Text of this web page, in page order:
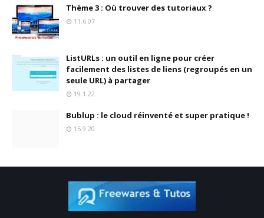
Thème 3 : Où trouver des tutoriaux ?
11.6.07
ListURLs : un outil en ligne pour créer
facilement des listes de liens (regroupés en un
seule URL) à partager
19.1.22
Bublup : le cloud réinventé et super pratique !
15.9.20